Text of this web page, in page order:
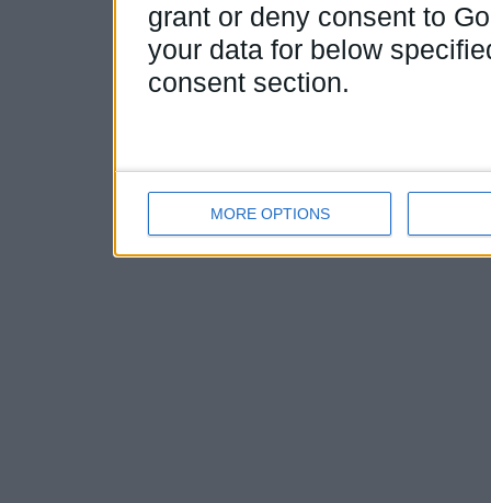
grant or deny consent to
your data for below
consent section.
MORE OPTIONS